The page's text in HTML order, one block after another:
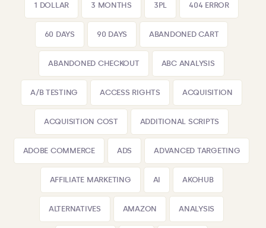
1 DOLLAR 3 MONTHS 3PL 404 ERROR
60 DAYS 90 DAYS ABANDONED CART
ABANDONED CHECKOUT ABC ANALYSIS
A/B TESTING ACCESS RIGHTS ACQUISITION
ACQUISITION COST ADDITIONAL SCRIPTS
ADOBE COMMERCE ADS ADVANCED TARGETING
AFFILIATE MARKETING AI AKOHUB
ALTERNATIVES AMAZON ANALYSIS